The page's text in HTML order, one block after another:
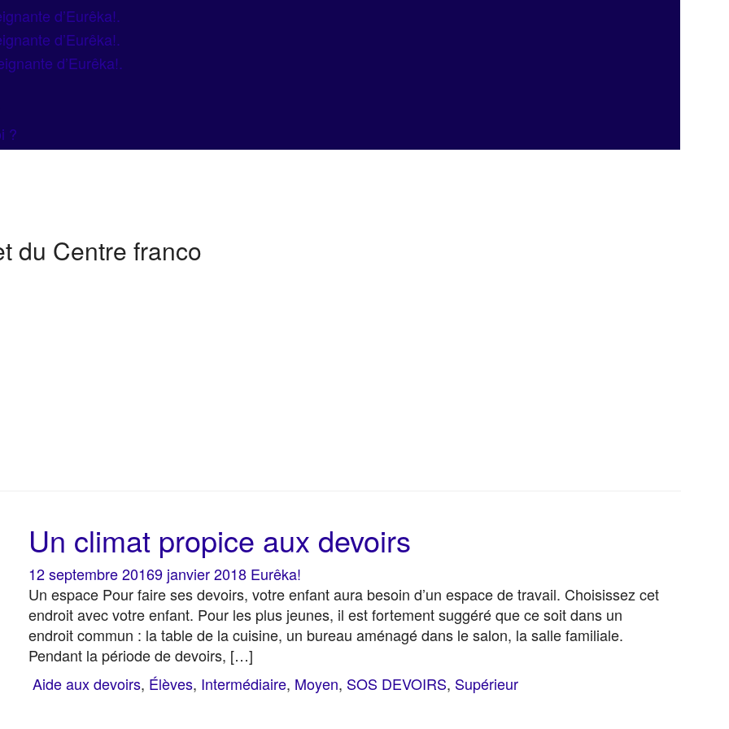
d’Eurêka!.
d’Eurêka!.
d’Eurêka!.
?
du Centre franco
Un climat propice aux devoirs
12 septembre 20169 janvier 2018 Eurêka!
Un espace Pour faire ses devoirs, votre enfant aura besoin d’un espace de travail. Choisissez cet
endroit avec votre enfant. Pour les plus jeunes, il est fortement suggéré que ce soit dans un
endroit commun : la table de la cuisine, un bureau aménagé dans le salon, la salle familiale.
Pendant la période de devoirs, […]
Aide aux devoirs, Élèves, Intermédiaire, Moyen, SOS DEVOIRS, Supérieur